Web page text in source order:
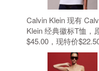
Calvin Klein 现有
Klein 经典徽标T恤，
$45.00，现特价
152.19元）。 无需使